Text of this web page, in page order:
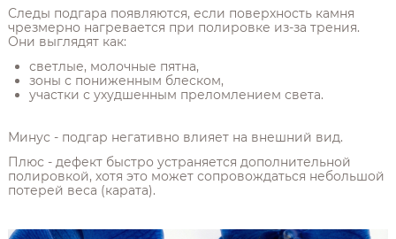
Следы подгара появляются, если поверхность камня
чрезмерно нагревается при полировке из-за трения.
Они выглядят как:
светлые, молочные пятна,
зоны с пониженным блеском,
участки с ухудшенным преломлением света.
Минус - подгар негативно влияет на внешний вид.
Плюс - дефект быстро устраняется дополнительной
полировкой, хотя это может сопровождаться небольшой
потерей веса (карата).